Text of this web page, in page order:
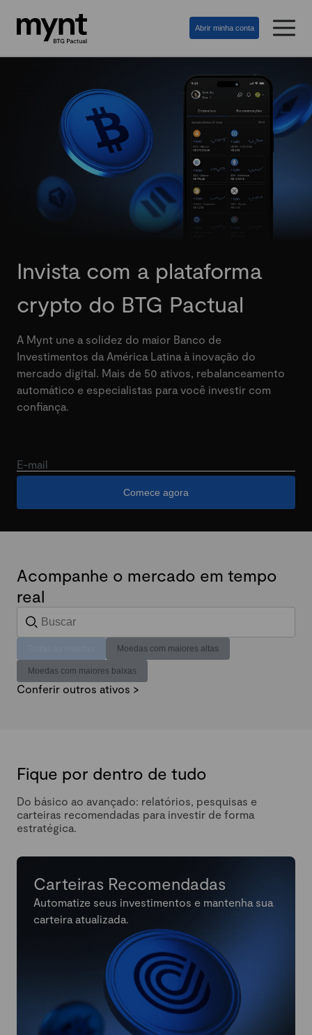
Abrir minha conta
Invista com a plataforma
crypto do BTG Pactual
A Mynt une a solidez do maior Banco de
Investimentos da América Latina à inovação do
mercado digital. Mais de 50 ativos, rebalanceamento
automático e especialistas para você investir com
confiança.
E-mail
Comece agora
Acompanhe o mercado em tempo
real
Moedas com maiores altas
Moedas com maiores baixas
Conferir outros ativos >
Fique por dentro de tudo
Do básico ao avançado: relatórios, pesquisas e
carteiras recomendadas para investir de forma
estratégica.
Carteiras Recomendadas
Automatize seus investimentos e mantenha sua
carteira atualizada.